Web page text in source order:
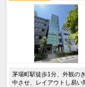
茅場町駅徒歩1分、外観の
中させ、レイアウトし易い